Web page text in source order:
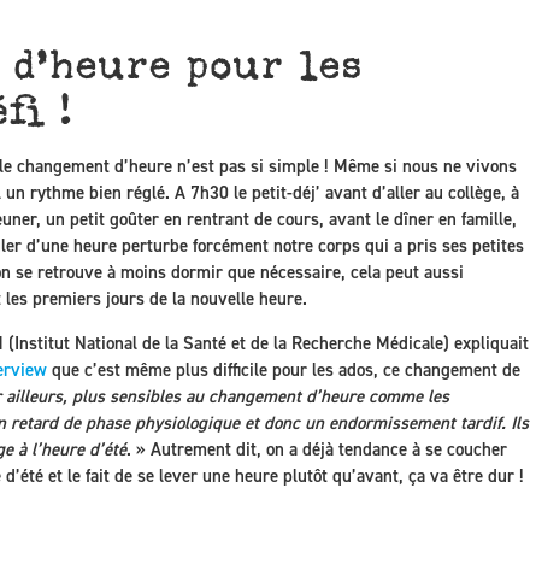
d’heure pour les
!
changement d’heure n’est pas si simple ! Même si nous ne vivons
rythme bien réglé. A 7h30 le petit-déj’ avant d’aller au collège, à
un petit goûter en rentrant de cours, avant le dîner en famille,
d’une heure perturbe forcément notre corps qui a pris ses petites
se retrouve à moins dormir que nécessaire, cela peut aussi
premiers jours de la nouvelle heure.
(Institut National de la Santé et de la Recherche Médicale) expliquait
que c’est même plus difficile pour les ados, ce changement de
plus sensibles au changement d’heure comme les
de phase physiologique et donc un endormissement tardif. Ils
à l’heure d’été. » Autrement dit, on a déjà tendance à se coucher
et le fait de se lever une heure plutôt qu’avant, ça va être dur !